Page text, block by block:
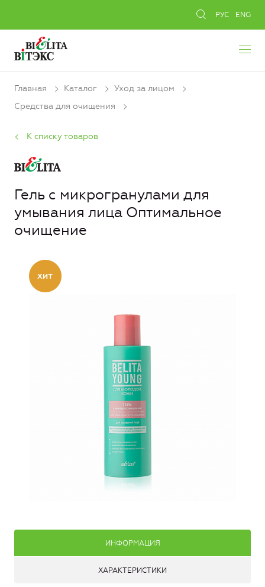
РУС ENG
Главная Каталог
Уход за лицом
Средства для очищения
К списку товаров
Гель с микрогранулами для
умывания лица Оптимальное
очищение
ИНФОРМАЦИЯ
ХАРАКТЕРИСТИКИ